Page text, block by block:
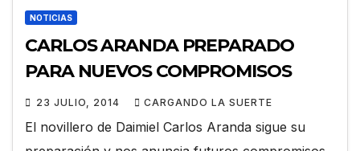
NOTICIAS
CARLOS ARANDA PREPARADO
PARA NUEVOS COMPROMISOS
23 JULIO, 2014 CARGANDO LA SUERTE
El novillero de Daimiel Carlos Aranda sigue su